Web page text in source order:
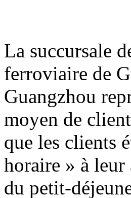
La succursale
ferroviaire de
Guangzhou
moyen de
que les clients
horaire » à
du petit-